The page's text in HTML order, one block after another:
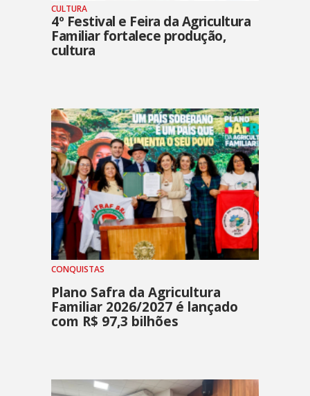
CULTURA
4º Festival e Feira da Agricultura
Familiar fortalece produção,
cultura
CONQUISTAS
Plano Safra da Agricultura
Familiar 2026/2027 é lançado
com R$ 97,3 bilhões